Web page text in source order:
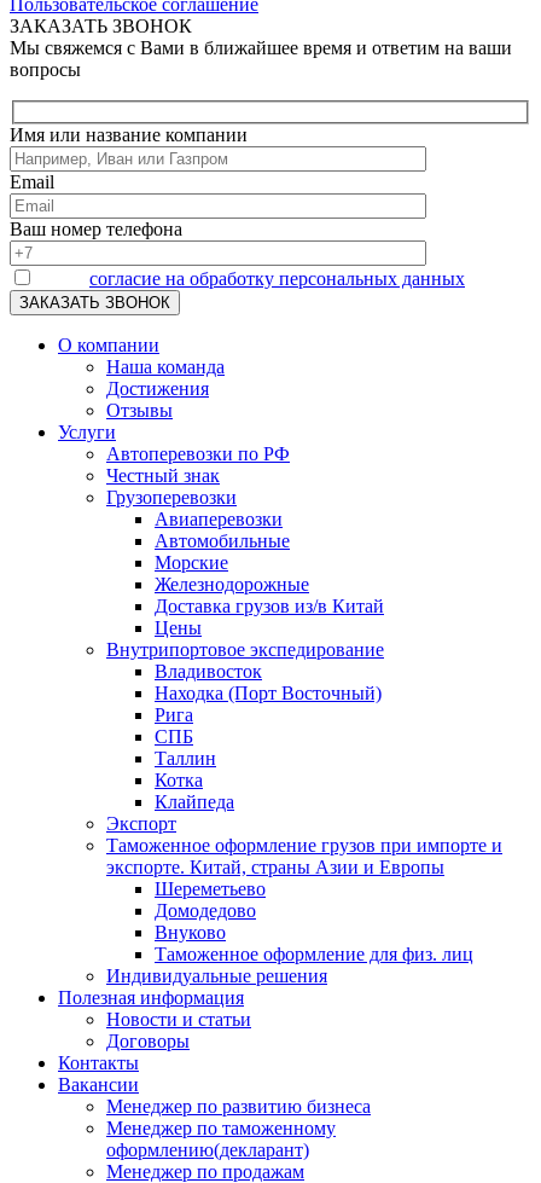
Пользовательское соглашение
ЗАКАЗАТЬ ЗВОНОК
Мы свяжемся с Вами в ближайшее время и ответим на ваши
вопросы
Имя или название компании
Email
Ваш номер телефона
согласие на обработку персональных данных
О компании
Наша команда
Достижения
Отзывы
Услуги
Автоперевозки по РФ
Честный знак
Грузоперевозки
Авиаперевозки
Автомобильные
Морские
Железнодорожные
Доставка грузов из/в Китай
Цены
Внутрипортовое экспедирование
Владивосток
Находка (Порт Восточный)
Рига
СПБ
Таллин
Котка
Клайпеда
Экспорт
Таможенное оформление грузов при импорте и
экспорте. Китай, страны Азии и Европы
Шереметьево
Домодедово
Внуково
Таможенное оформление для физ. лиц
Индивидуальные решения
Полезная информация
Новости и статьи
Договоры
Контакты
Вакансии
Менеджер по развитию бизнеса
Менеджер по таможенному
оформлению(декларант)
Менеджер по продажам